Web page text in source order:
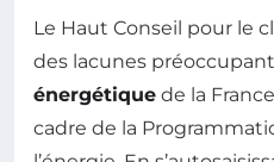
Le Haut Conseil pour le
des lacunes
énergétique de la
cadre de la